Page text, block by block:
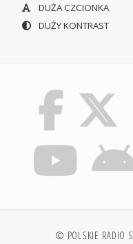
DUŻA CZCIONKA
DUŻY KONTRAST
© POLSKIE RADIO